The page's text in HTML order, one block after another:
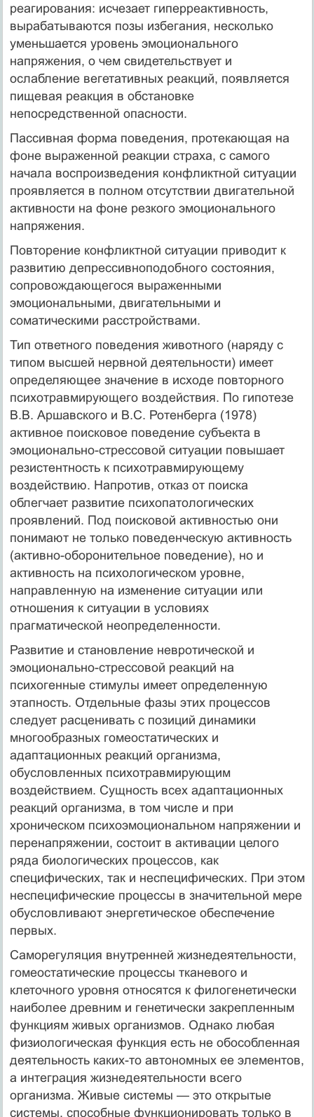
реагирования: исчезает гиперреактивность,
вырабатываются позы избегания, несколько
уменьшается уровень эмоционального
напряжения, о чем свидетельствует и
ослабление вегетативных реакций, появляется
пищевая реакция в обстановке
непосредственной опасности.
Пассивная форма поведения, протекающая на
фоне выраженной реакции страха, с самого
начала воспроизведения конфликтной ситуации
проявляется в полном отсутствии двигательной
активности на фоне резкого эмоционального
напряжения.
Повторение конфликтной ситуации приводит к
развитию депрессивноподобного состояния,
сопровождающегося выраженными
эмоциональными, двигательными и
соматическими расстройствами.
Тип ответного поведения животного (наряду с
типом высшей нервной деятельности) имеет
определяющее значение в исходе повторного
психотравмирующего воздействия. По гипотезе
В.В. Аршавского и В.С. Ротенберга (1978)
активное поисковое поведение субъекта в
эмоционально-стрессовой ситуации повышает
резистентность к психотравмирующему
воздействию. Напротив, отказ от поиска
облегчает развитие психопатологических
проявлений. Под поисковой активностью они
понимают не только поведенческую активность
(активно-оборонительное поведение), но и
активность на психологическом уровне,
направленную на изменение ситуации или
отношения к ситуации в условиях
прагматической неопределенности.
Развитие и становление невротической и
эмоционально-стрессовой реакций на
психогенные стимулы имеет определенную
этапность. Отдельные фазы этих процессов
следует расценивать с позиций динамики
многообразных гомеостатических и
адаптационных реакций организма,
обусловленных психотравмирующим
воздействием. Сущность всех адаптационных
реакций организма, в том числе и при
хроническом психоэмоциональном напряжении и
перенапряжении, состоит в активации целого
ряда биологических процессов, как
специфических, так и неспецифических. При этом
неспецифические процессы в значительной мере
обусловливают энергетическое обеспечение
первых.
Саморегуляция внутренней жизнедеятельности,
гомеостатические процессы тканевого и
клеточного уровня относятся к филогенетически
наиболее древним и генетически закрепленным
функциям живых организмов. Однако любая
физиологическая функция есть не обособленная
деятельность каких-то автономных ее элементов,
а интеграция жизнедеятельности всего
организма. Живые системы — это открытые
системы, способные функционировать только в